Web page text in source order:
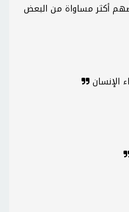
أكثر مساواة من البعض
الإنسان